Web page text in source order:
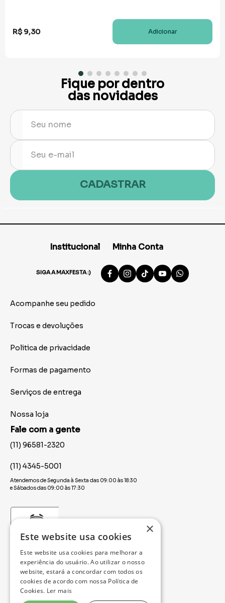
R$ 9,30 Adicionar
Fique por dentro
das novidades
CADASTRAR
Institucional Minha Conta
SIGA A MAXFESTA :)
Acompanhe seu pedido
Trocas e devoluções
Politica de privacidade
Formas de pagamento
Serviços de entrega
Nossa loja
Fale com a gente
(11) 96581-2320
(11) 4345-5001
Atendemos de Segunda à Sexta das 09:00 às 18:30
e Sábados das 09:00 às 17:30
×
Este website usa cookies
Este website usa cookies para melhorar a
experiência do usuário. Ao utilizar o nosso
website, estará a concordar com todos os
cookies de acordo com nossa Política de
Cookies. Ler mais